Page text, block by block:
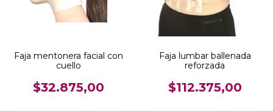
Faja mentonera facial con
cuello
$32.875,00
Faja lumbar ballenada
reforzada
$112.375,00